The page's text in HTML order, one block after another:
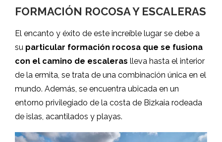
FORMACIÓN ROCOSA Y ESCALERAS
El encanto y éxito de este increíble lugar se debe a
su particular formación rocosa que se fusiona
con el camino de escaleras lleva hasta el interior
de la ermita, se trata de una combinación única en el
mundo. Además, se encuentra ubicada en un
entorno privilegiado de la costa de Bizkaia rodeada
de islas, acantilados y playas.